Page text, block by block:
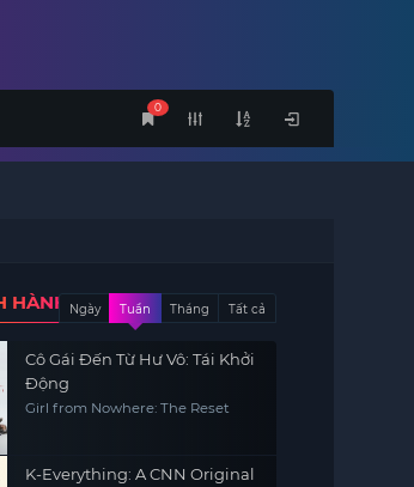
0
HÀNHNgày Tuần Tháng Tất cả
Cô Gái Đến Từ Hư Vô: Tái Khởi
Động
Girl from Nowhere: The Reset
K-Everything: A CNN Original